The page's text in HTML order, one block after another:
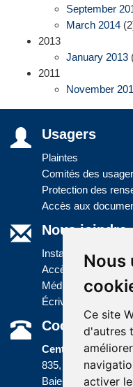
Nous
Ce site
d'autres
activer
September
March 2014
2013
January 2013
2011
November
Usagers
Plaintes
Comités des
Protection des
Accès aux
Nous joindre
Installations
Accès à
Médias
Écrivez-nous
Coordonnées
Centre
835, boulevard
Baie-Comeau